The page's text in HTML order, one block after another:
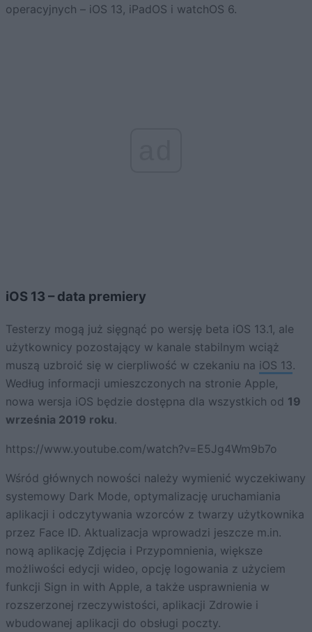
operacyjnych – iOS 13, iPadOS i watchOS 6.
iOS 13 – data premiery
Testerzy mogą już sięgnąć po wersję beta iOS 13.1, ale
użytkownicy pozostający w kanale stabilnym wciąż
muszą uzbroić się w cierpliwość w czekaniu na iOS 13.
Według informacji umieszczonych na stronie Apple,
nowa wersja iOS będzie dostępna dla wszystkich od 19
września 2019 roku.
https://www.youtube.com/watch?v=E5Jg4Wm9b7o
Wśród głównych nowości należy wymienić wyczekiwany
systemowy Dark Mode, optymalizację uruchamiania
aplikacji i odczytywania wzorców z twarzy użytkownika
przez Face ID. Aktualizacja wprowadzi jeszcze m.in.
nową aplikację Zdjęcia i Przypomnienia, większe
możliwości edycji wideo, opcję logowania z użyciem
funkcji Sign in with Apple, a także usprawnienia w
rozszerzonej rzeczywistości, aplikacji Zdrowie i
wbudowanej aplikacji do obsługi poczty.